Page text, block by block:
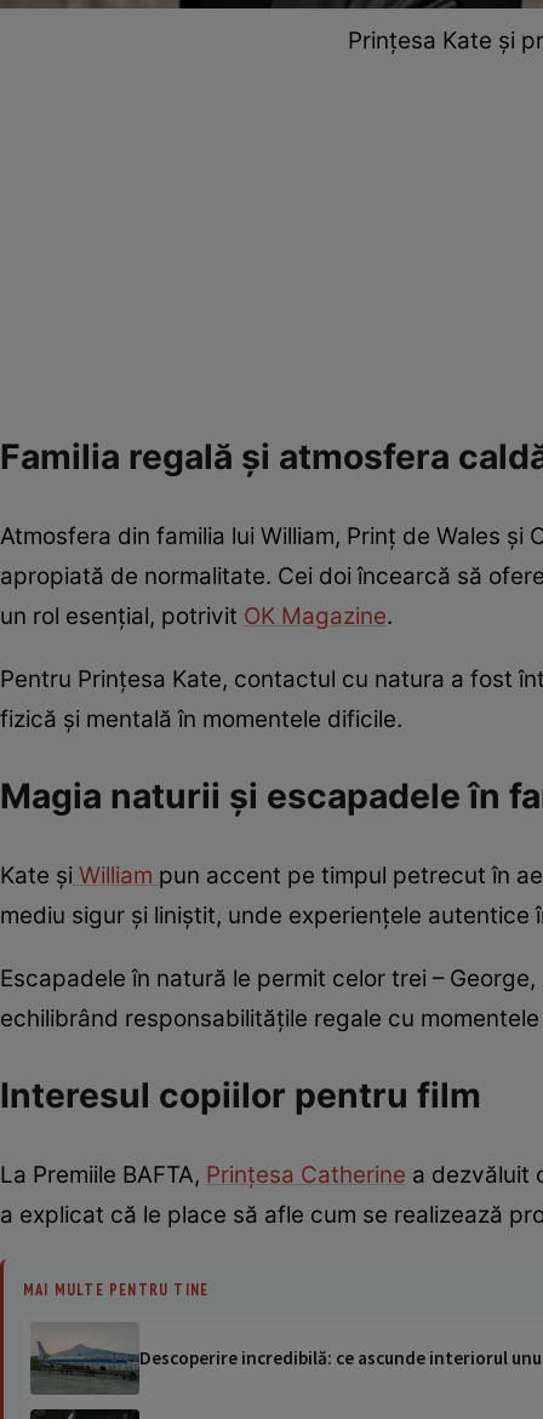
Prințesa Kate și
Familia regală și atmosfera
Atmosfera din familia lui William, Prinț de Wales
apropiată de normalitate. Cei doi încearcă să
un rol esențial, potrivit OK Magazine.
Pentru Prințesa Kate, contactul cu natura a fost
fizică și mentală în momentele dificile.
Magia naturii și escapadele în
Kate și William pun accent pe timpul petrecut în
mediu sigur și liniștit, unde experiențele
Escapadele în natură le permit celor trei –
echilibrând responsabilitățile regale cu
Interesul copiilor pentru film
La Premiile BAFTA, Prințesa Catherine a dezvăluit
a explicat că le place să afle cum se realizează
MAI MULTE PENTRU TINE
Descoperire incredibilă: ce ascunde interiorul